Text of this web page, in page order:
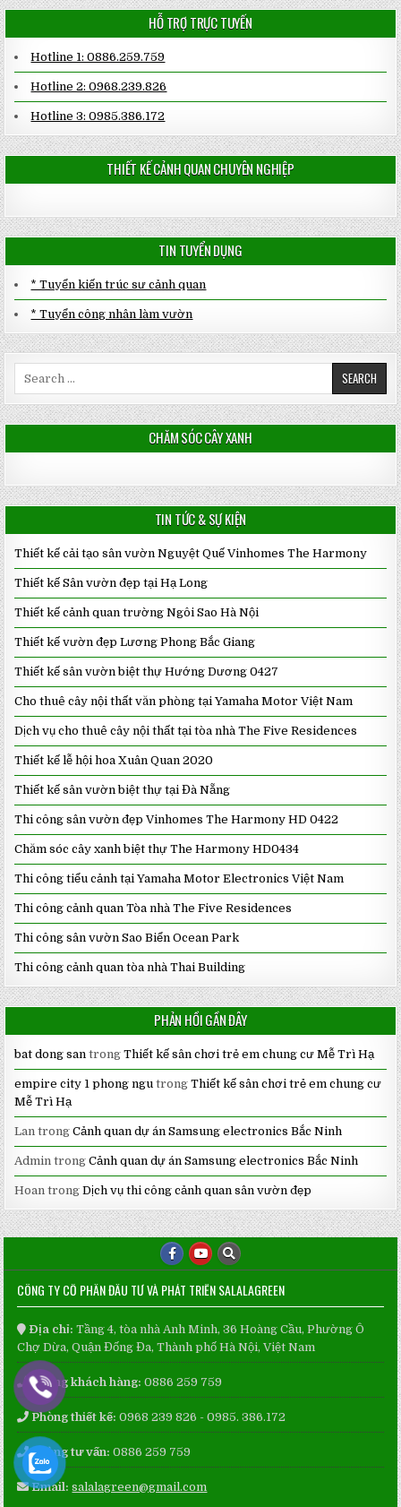
HỖ TRỢ TRỰC TUYẾN
Hotline 1: 0886.259.759
Hotline 2: 0968.239.826
Hotline 3: 0985.386.172
THIẾT KẾ CẢNH QUAN CHUYÊN NGHIỆP
TIN TUYỂN DỤNG
* Tuyển kiến trúc sư cảnh quan
* Tuyển công nhân làm vườn
CHĂM SÓC CÂY XANH
TIN TỨC & SỰ KIỆN
Thiết kế cải tạo sân vườn Nguyệt Quế Vinhomes The Harmony
Thiết kế Sân vườn đẹp tại Hạ Long
Thiết kế cảnh quan trường Ngôi Sao Hà Nội
Thiết kế vườn đẹp Lương Phong Bắc Giang
Thiết kế sân vườn biệt thự Hướng Dương 0427
Cho thuê cây nội thất văn phòng tại Yamaha Motor Việt Nam
Dịch vụ cho thuê cây nội thất tại tòa nhà The Five Residences
Thiết kế lễ hội hoa Xuân Quan 2020
Thiết kế sân vườn biệt thự tại Đà Nẵng
Thi công sân vườn đẹp Vinhomes The Harmony HD 0422
Chăm sóc cây xanh biệt thự The Harmony HD0434
Thi công tiểu cảnh tại Yamaha Motor Electronics Việt Nam
Thi công cảnh quan Tòa nhà The Five Residences
Thi công sân vườn Sao Biển Ocean Park
Thi công cảnh quan tòa nhà Thai Building
PHẢN HỒI GẦN ĐÂY
bat dong san trongThiết kế sân chơi trẻ em chung cư Mễ Trì Hạ
empire city 1 phong ngu trongThiết kế sân chơi trẻ em chung cư
Mễ Trì Hạ
Lan trongCảnh quan dự án Samsung electronics Bắc Ninh
Admin trongCảnh quan dự án Samsung electronics Bắc Ninh
Hoan trongDịch vụ thi công cảnh quan sân vườn đẹp
CÔNG TY CỔ PHẦN ĐẦU TƯ VÀ PHÁT TRIỂN SALALAGREEN
Địa chỉ: Tầng 4, tòa nhà Anh Minh, 36 Hoàng Cầu, Phường Ô
Chợ Dừa, Quận Đống Đa, Thành phố Hà Nội, Việt Nam
Phòng khách hàng: 0886 259 759
Phòng thiết kế: 0968 239 826 - 0985. 386.172
Phòng tư vấn: 0886 259 759
Email: salalagreen@gmail.com